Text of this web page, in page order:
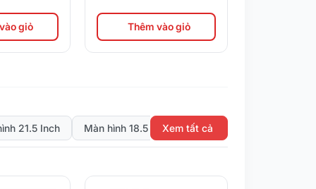
giỏ Thêm vào giỏ
21.5 Inch Màn hình 18.5 Inch Màn hình 32 Inch
Xem tất cả